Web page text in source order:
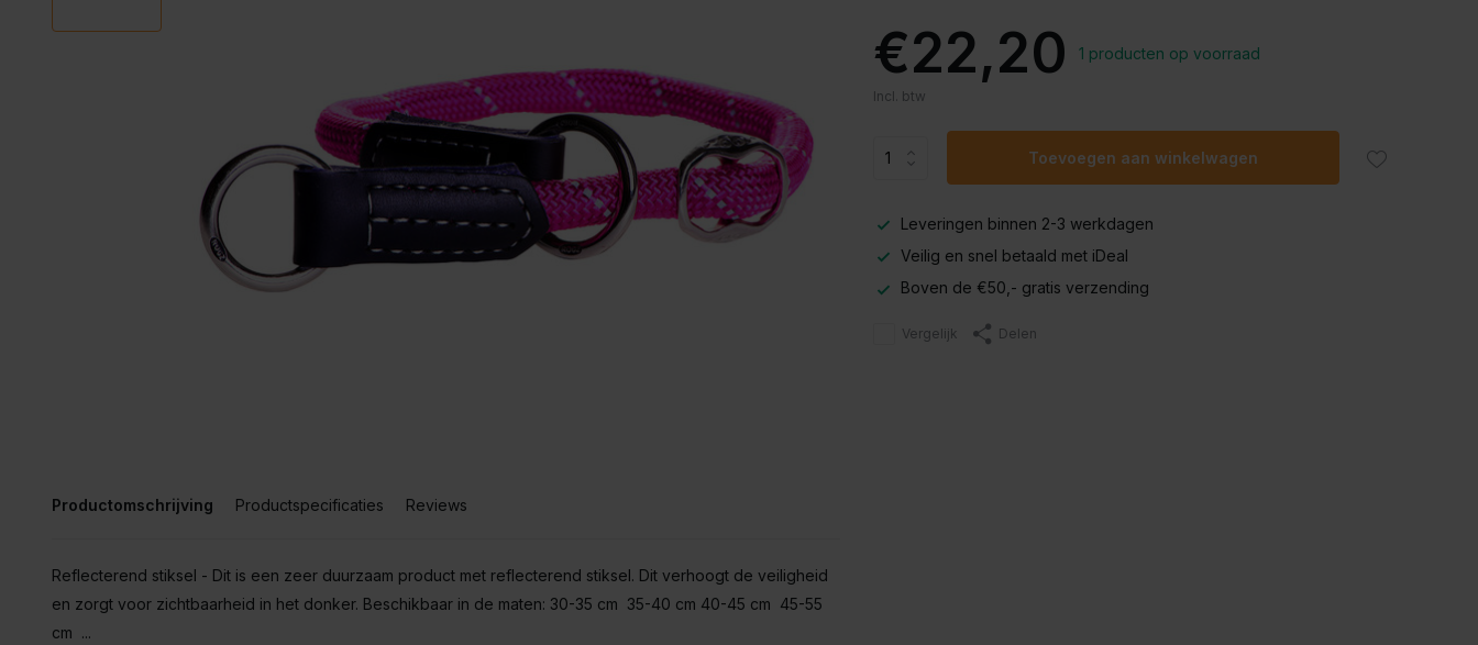
Productomschrijving Productspecificaties Reviews
Reflecterend stiksel - Dit is een zeer duurzaam product met reflecterend stiksel. Dit verhoogt de veiligheid
en zorgt voor zichtbaarheid in het donker. Beschikbaar in de maten: 30-35 cm 35-40 cm 40-45 cm 45-55
cm ...
€22,20 1 producten op voorraad
Incl. btw
Toevoegen aan winkelwagen
Leveringen binnen 2-3 werkdagen
Veilig en snel betaald met iDeal
Boven de €50,- gratis verzending
Vergelijk Delen